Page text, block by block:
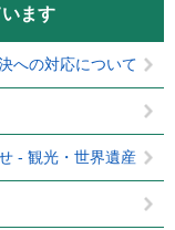
ます
への対応について
- 観光・世界遺産